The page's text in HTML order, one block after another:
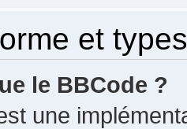
et
le BBCode ?
une